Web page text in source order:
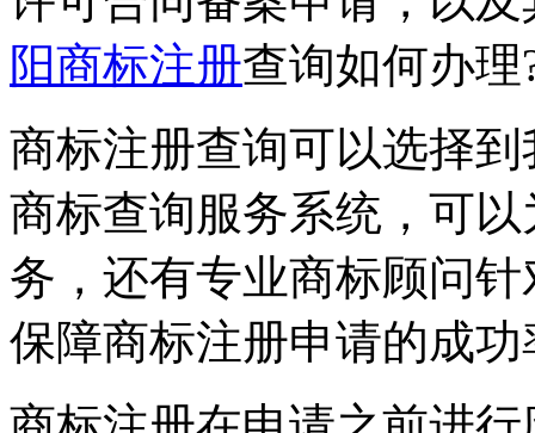
阳商标注册查询如何办理
商标注册查询可以选择
商标查询服务系统，可
务，还有专业商标顾问
保障商标注册申请的成功